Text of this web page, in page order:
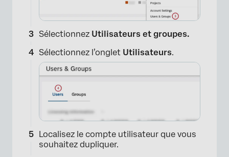
Sélectionnez Utilisateurs et groupes.
Sélectionnez l’onglet Utilisateurs.
Localisez le compte utilisateur que vous
souhaitez dupliquer.